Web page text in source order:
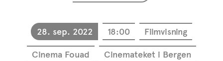
28. sep. 2022 18:00 Filmvisning
Cinema Fouad Cinemateket i Bergen